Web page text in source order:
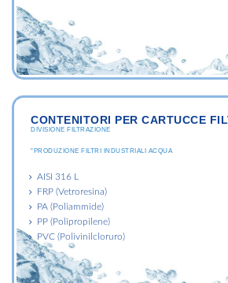
CONTENITORI PER CARTUCCE
DIVISIONE FILTRAZIONE
"PRODUZIONE FILTRI INDUSTRIALI ACQUA
AISI 316 L
FRP (Vetroresina)
PA (Poliammide)
PP (Polipropilene)
PVC (Polivinilcloruro)